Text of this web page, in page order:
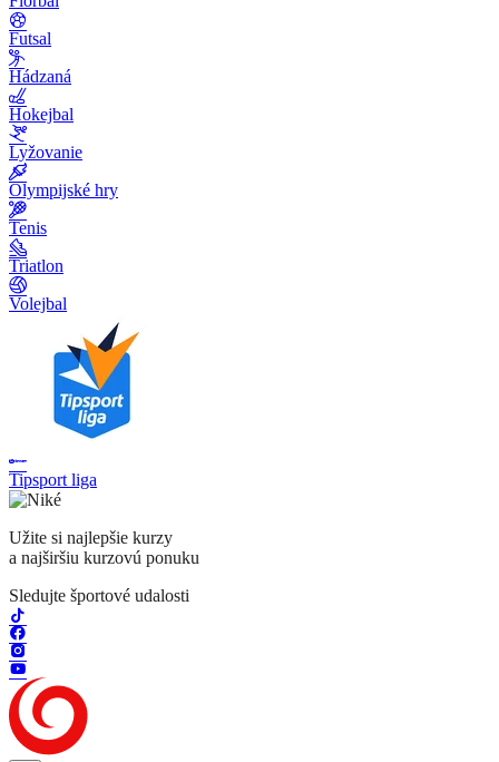
Futsal
Hádzaná
Hokejbal
Lyžovanie
Olympijské hry
Tenis
Triatlon
Volejbal
Tipsport liga
Užite si najlepšie kurzy
a najširšiu kurzovú ponuku
Sledujte športové udalosti